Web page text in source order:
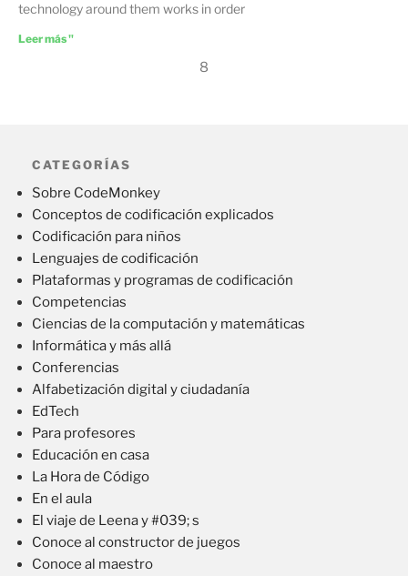
technology around them works in order
Leer más "
8
CATEGORÍAS
Sobre CodeMonkey
Conceptos de codificación explicados
Codificación para niños
Lenguajes de codificación
Plataformas y programas de codificación
Competencias
Ciencias de la computación y matemáticas
Informática y más allá
Conferencias
Alfabetización digital y ciudadanía
EdTech
Para profesores
Educación en casa
La Hora de Código
En el aula
El viaje de Leena y #039; s
Conoce al constructor de juegos
Conoce al maestro